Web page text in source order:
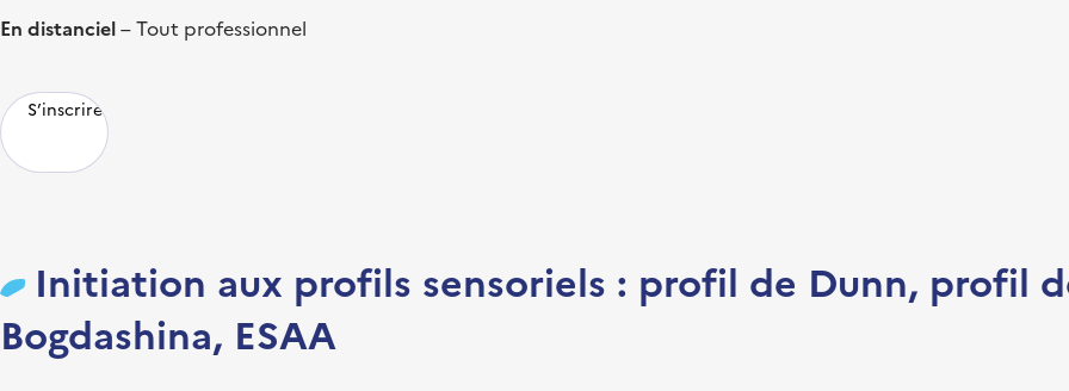
En distanciel– Tout professionnel
S’inscrire
Initiation aux profils sensoriels : profil de Dunn, profil
Bogdashina, ESAA